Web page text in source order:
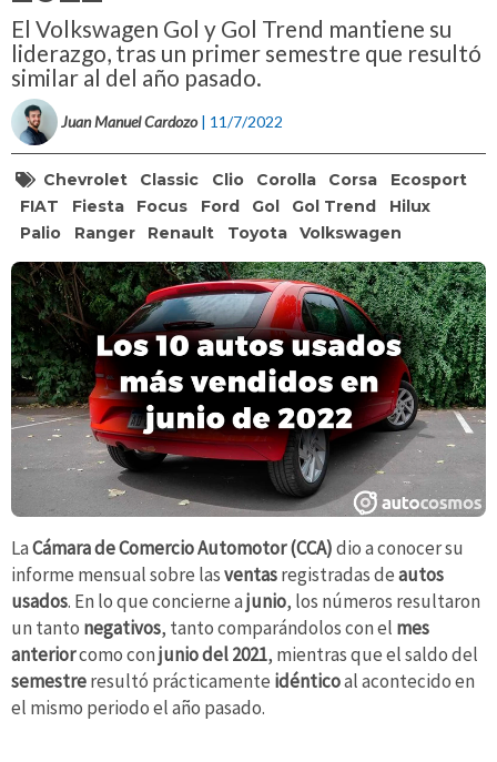
El Volkswagen Gol y Gol Trend mantiene su
liderazgo, tras un primer semestre que resultó
similar al del año pasado.
Juan Manuel Cardozo | 11/7/2022
Chevrolet Classic Clio Corolla Corsa
Ecosport
FIAT
Fiesta Focus Ford Gol Gol Trend
Hilux
Palio
Ranger Renault Toyota Volkswagen
LaCámara de Comercio Automotor (CCA)dio a conocer su
informe mensual sobre lasventasregistradas deautos
usados. En lo que concierne ajunio, los números resultaron
un tanto negativos, tanto comparándolos con el mes
anteriorcomo conjunio del 2021, mientras que el saldo del
semestreresultó prácticamente idénticoal acontecido en
el mismo periodo el año pasado.